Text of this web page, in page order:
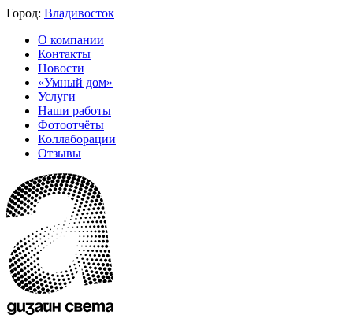
Город: Владивосток
О компании
Контакты
Новости
«Умный дом»
Услуги
Наши работы
Фотоотчёты
Коллаборации
Отзывы